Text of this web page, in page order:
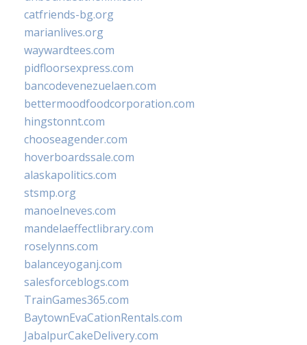
catfriends-bg.org
marianlives.org
waywardtees.com
pidfloorsexpress.com
bancodevenezuelaen.com
bettermoodfoodcorporation.com
hingstonnt.com
chooseagender.com
hoverboardssale.com
alaskapolitics.com
stsmp.org
manoelneves.com
mandelaeffectlibrary.com
roselynns.com
balanceyoganj.com
salesforceblogs.com
TrainGames365.com
BaytownEvaCationRentals.com
JabalpurCakeDelivery.com